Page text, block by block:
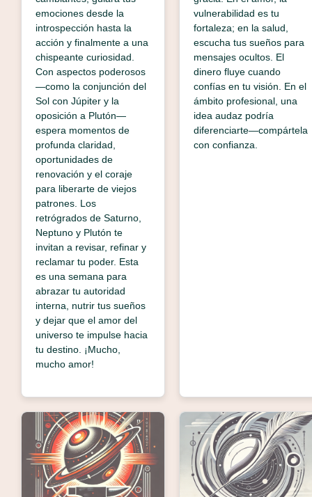
emociones desde la
introspección hasta la
acción y finalmente a una
chispeante curiosidad.
Con aspectos poderosos
—como la conjunción del
Sol con Júpiter y la
oposición a Plutón—
espera momentos de
profunda claridad,
oportunidades de
renovación y el coraje
para liberarte de viejos
patrones. Los
retrógrados de Saturno,
Neptuno y Plutón te
invitan a revisar, refinar y
reclamar tu poder. Esta
es una semana para
abrazar tu autoridad
interna, nutrir tus sueños
y dejar que el amor del
universo te impulse hacia
tu destino. ¡Mucho,
mucho amor!
vulnerabilidad es tu
fortaleza; en la salud,
escucha tus sueños para
mensajes ocultos. El
dinero fluye cuando
confías en tu visión. En el
ámbito profesional, una
idea audaz podría
diferenciarte—compártela
con confianza.